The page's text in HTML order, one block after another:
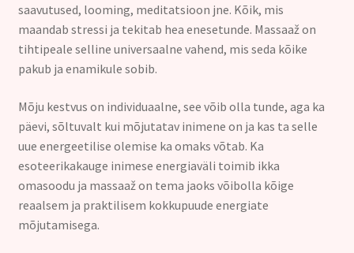
saavutused, looming, meditatsioon jne. Kõik, mis
maandab stressi ja tekitab hea enesetunde. Massaaž on
tihtipeale selline universaalne vahend, mis seda kõike
pakub ja enamikule sobib.
Mõju kestvus on individuaalne, see võib olla tunde, aga ka
päevi, sõltuvalt kui mõjutatav inimene on ja kas ta selle
uue energeetilise olemise ka omaks võtab. Ka
esoteerikakauge inimese energiaväli toimib ikka
omasoodu ja massaaž on tema jaoks võibolla kõige
reaalsem ja praktilisem kokkupuude energiate
mõjutamisega.